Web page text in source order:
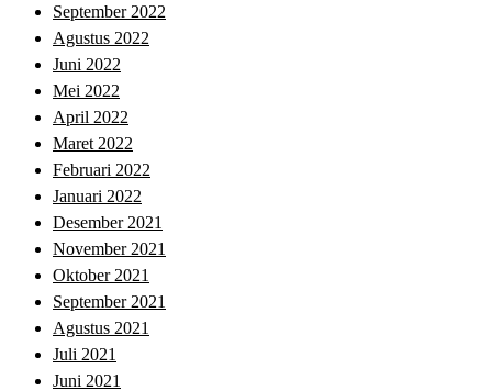
September 2022
Agustus 2022
Juni 2022
Mei 2022
April 2022
Maret 2022
Februari 2022
Januari 2022
Desember 2021
November 2021
Oktober 2021
September 2021
Agustus 2021
Juli 2021
Juni 2021